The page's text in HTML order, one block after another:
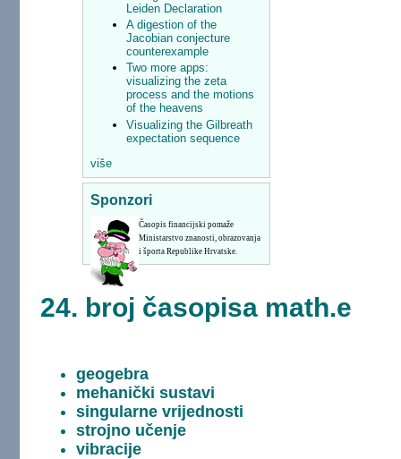
Leiden Declaration
A digestion of the
Jacobian conjecture
counterexample
Two more apps:
visualizing the zeta
process and the motions
of the heavens
Visualizing the Gilbreath
expectation sequence
više
Sponzori
Časopis financijski pomaže
Ministarstvo znanosti, obrazovanja
i športa Republike Hrvatske.
24. broj časopisa math.e
geogebra
mehanički sustavi
singularne vrijednosti
strojno učenje
vibracije